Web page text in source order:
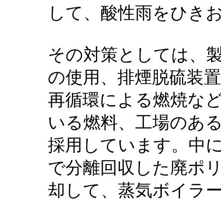
して、酸性雨をひき
その対策としては、
の使用、排煙脱硫装
再循環による燃焼な
いる燃料、工場のあ
採用しています。中
で分離回収した廃ポ
却して、蒸気ボイラ